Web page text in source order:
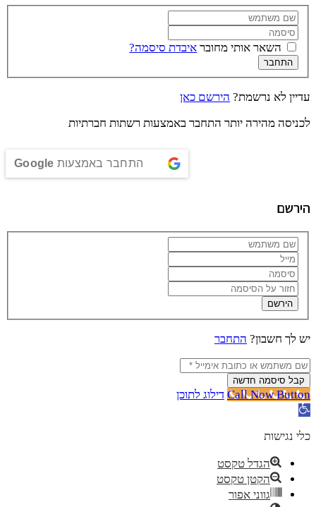
השאר אותי מחובר איבדת סיסמה?
התחבר
עדיין לא נרשמת? הירשם כאן
לכניסה מהירה יותר התחבר באמצעות רשתות חברתיות
התחבר באמצעות Google
הירשם
הירשם
יש לך חשבון? התחבר
קבל סיסמה חדשה
Call Now Button דילוג לתוכן
פתח סרגל נגישות
כלי נגישות
הגדל טקסט
הקטן טקסט
גווני אפור